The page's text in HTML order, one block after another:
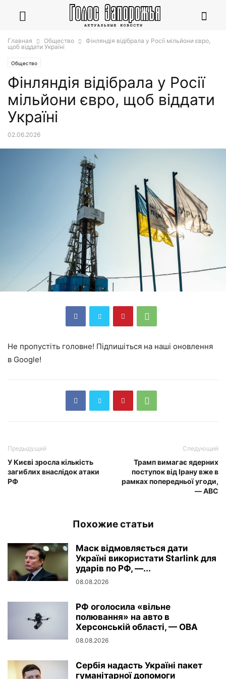
Главная Общество
Фінляндія відібрала у Росії мільйони євро,
щоб віддати Україні
Общество
Фінляндія відібрала у Росії
мільйони євро, щоб віддати
Україні
02.06.2026
Не пропустіть головне! Підпишіться на наші оновлення
в Google!
Предыдущий
У Києві зросла кількість
загиблих внаслідок атаки
РФ
Следующий
Трамп вимагає ядерних
поступок від Ірану вже в
рамках попередньої угоди,
— ABC
Похожие статьи
Маск відмовляється дати
Україні використати Starlink для
ударів по РФ, —...
08.08.2026
РФ оголосила «вільне
полювання» на авто в
Херсонській області, — ОВА
08.08.2026
Сербія надасть Україні пакет
гуманітарної допомоги